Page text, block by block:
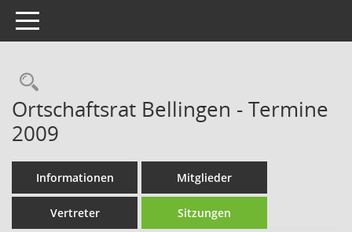
Toggle navigation
Rechercheauswahl
Ortschaftsrat Bellingen - Termine
2009
Informationen Mitglieder
Vertreter Sitzungen